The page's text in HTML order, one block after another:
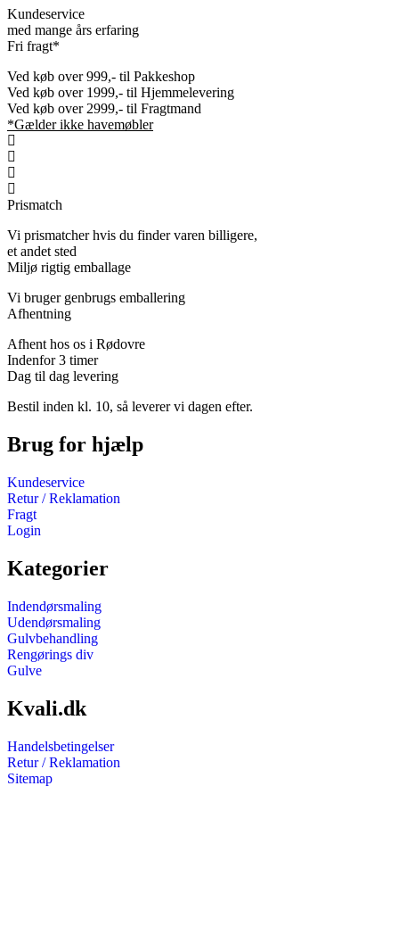
Kundeservice
med mange års erfaring
Fri fragt*
Ved køb over 999,- til Pakkeshop
Ved køb over 1999,- til Hjemmelevering
Ved køb over 2999,- til Fragtmand
*Gælder ikke havemøbler
Prismatch
Vi prismatcher hvis du finder varen billigere,
et andet sted
Miljø rigtig emballage
Vi bruger genbrugs emballering
Afhentning
Afhent hos os i Rødovre
Indenfor 3 timer
Dag til dag levering
Bestil inden kl. 10, så leverer vi dagen efter.
Brug for hjælp
Kundeservice
Retur / Reklamation
Fragt
Login
Kategorier
Indendørsmaling
Udendørsmaling
Gulvbehandling
Rengørings div
Gulve
Kvali.dk
Handelsbetingelser
Retur / Reklamation
Sitemap